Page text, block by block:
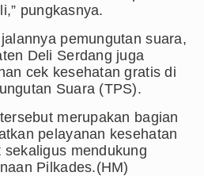
pungkasnya.
pemungutan suara,
Deli Serdang juga
cek kesehatan gratis di
Suara (TPS).
merupakan bagian
pelayanan kesehatan
mendukung
Pilkades.(HM)